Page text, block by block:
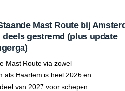
Mast Route bij
deels gestremd (plus update
Mast Route via zowel
als Haarlem is heel 2026 en
van 2027 voor schepen